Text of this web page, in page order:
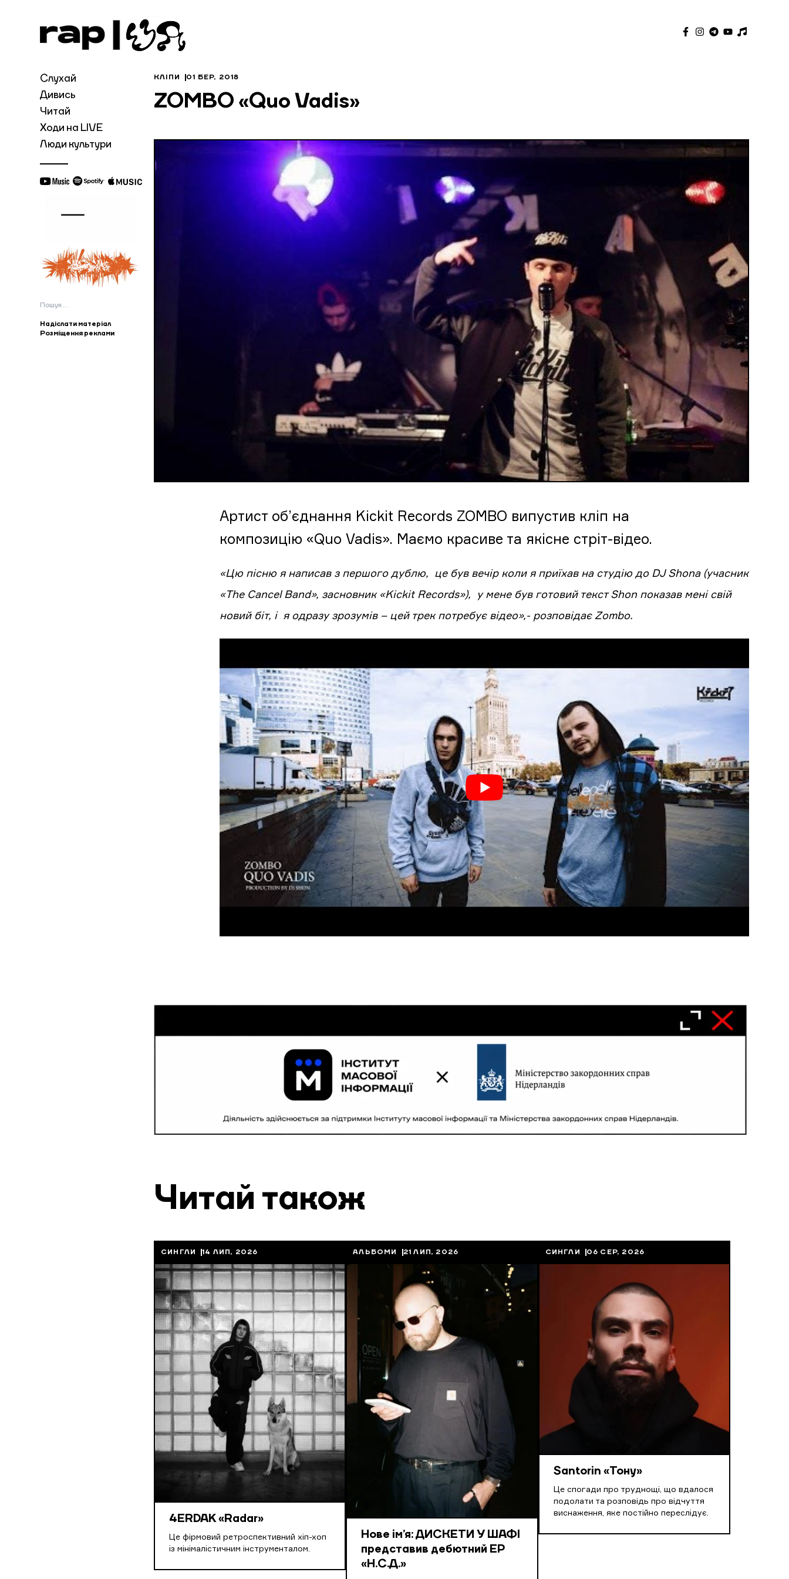
Слухай
Дивись
Читай
Ходи на LIVE
Люди культури
Пошук:
Надіслати матеріал
Розміщення реклами
КЛІПИ 01 БЕР, 2018
ZOMBO «Quo Vadis»
Артист об’єднання Kickit Records ZOMBO випустив кліп на
композицію «Quo Vadis». Маємо красиве та якісне стріт-відео.
«Цю пісню я написав з першого дублю, це був вечір коли я приїхав на студію до DJ Shonа (учасник
«The Cancel Band», засновник «Kickit Records»), у мене був готовий текст Shon показав мені свій
новий біт, і я одразу зрозумів – цей трек потребує відео»,- розповідає Zombo.
Читай також
СИНГЛИ 14 ЛИП, 2026
4ERDAK «Radar»
Це фірмовий ретроспективний хіп-хоп
із мінімалістичним інструменталом.
АЛЬБОМИ 21 ЛИП, 2026
Нове ім’я: ДИСКЕТИ У ШАФІ
представив дебютний EP
«Н.С.Д.»
СИНГЛИ 06 СЕР, 2026
Santorin «Тону»
Це спогади про труднощі, що вдалося
подолати та розповідь про відчуття
виснаження, яке постійно переслідує.